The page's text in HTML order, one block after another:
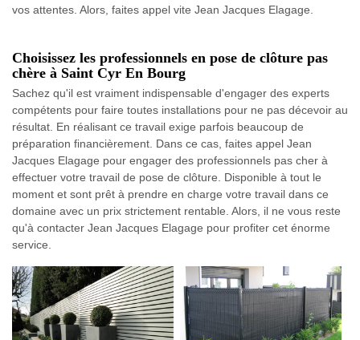
vos attentes. Alors, faites appel vite Jean Jacques Elagage.
Choisissez les professionnels en pose de clôture pas
chère à Saint Cyr En Bourg
Sachez qu'il est vraiment indispensable d'engager des experts
compétents pour faire toutes installations pour ne pas décevoir au
résultat. En réalisant ce travail exige parfois beaucoup de
préparation financièrement. Dans ce cas, faites appel Jean
Jacques Elagage pour engager des professionnels pas cher à
effectuer votre travail de pose de clôture. Disponible à tout le
moment et sont prêt à prendre en charge votre travail dans ce
domaine avec un prix strictement rentable. Alors, il ne vous reste
qu'à contacter Jean Jacques Elagage pour profiter cet énorme
service.